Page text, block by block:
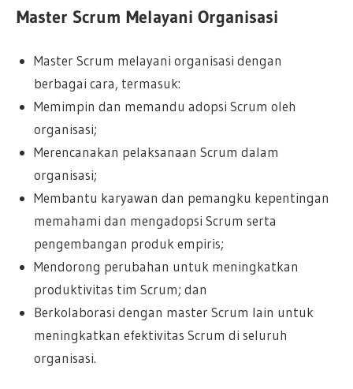
Master Scrum Melayani Organisasi
Master Scrum melayani organisasi dengan
berbagai cara, termasuk:
Memimpin dan memandu adopsi Scrum oleh
organisasi;
Merencanakan pelaksanaan Scrum dalam
organisasi;
Membantu karyawan dan pemangku kepentingan
memahami dan mengadopsi Scrum serta
pengembangan produk empiris;
Mendorong perubahan untuk meningkatkan
produktivitas tim Scrum; dan
Berkolaborasi dengan master Scrum lain untuk
meningkatkan efektivitas Scrum di seluruh
organisasi.